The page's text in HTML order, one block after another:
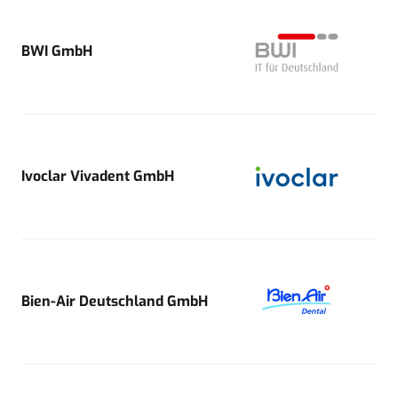
BWI GmbH
Ivoclar Vivadent GmbH
Bien-Air Deutschland GmbH